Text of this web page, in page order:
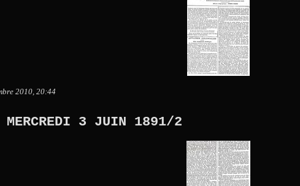
2010, 20:44
MERCREDI 3 JUIN 1891/2